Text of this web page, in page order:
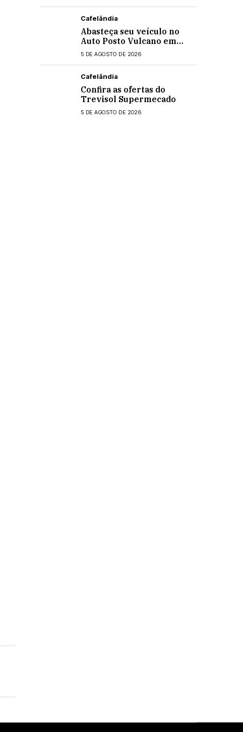
Cafelândia
Abasteça seu veículo no
Auto Posto Vulcano em
Cafelândia
5 DE AGOSTO DE 2026
Cafelândia
Confira as ofertas do
Trevisol Supermecado
5 DE AGOSTO DE 2026